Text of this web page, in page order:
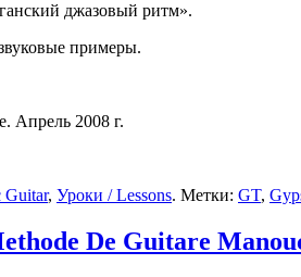
джазовый ритм».
примеры.
Апрель 2008 г.
Guitar, Уроки / Lessons. Метки: GT,
De Guitare